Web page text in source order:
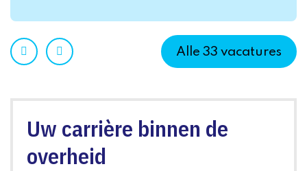
Prev Next Alle 33 vacatures
Uw carrière binnen de
overheid